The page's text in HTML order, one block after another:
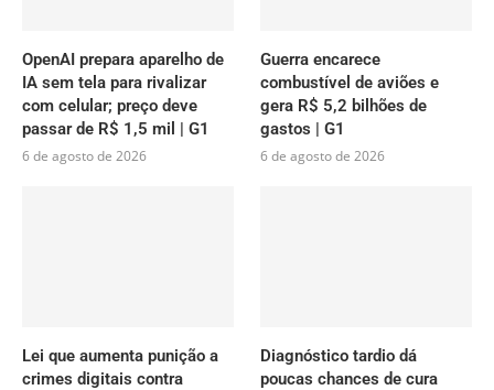
OpenAI prepara aparelho de
IA sem tela para rivalizar
com celular; preço deve
passar de R$ 1,5 mil | G1
6 de agosto de 2026
Guerra encarece
combustível de aviões e
gera R$ 5,2 bilhões de
gastos | G1
6 de agosto de 2026
Lei que aumenta punição a
crimes digitais contra
Diagnóstico tardio dá
poucas chances de cura